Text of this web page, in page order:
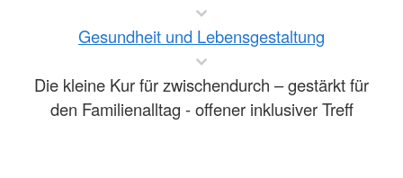
Gesundheit und Lebensgestaltung
Die kleine Kur für zwischendurch – gestärkt für
den Familienalltag - offener inklusiver Treff